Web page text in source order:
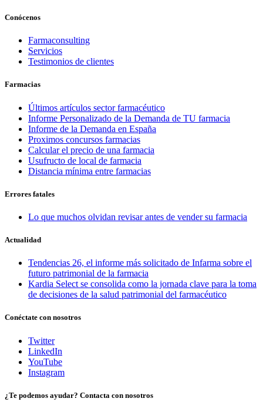
Conócenos
Farmaconsulting
Servicios
Testimonios de clientes
Farmacias
Últimos artículos sector farmacéutico
Informe Personalizado de la Demanda de TU farmacia
Informe de la Demanda en España
Proximos concursos farmacias
Calcular el precio de una farmacia
Usufructo de local de farmacia
Distancia mínima entre farmacias
Errores fatales
Lo que muchos olvidan revisar antes de vender su farmacia
Actualidad
Tendencias 26, el informe más solicitado de Infarma sobre el
futuro patrimonial de la farmacia
Kardia Select se consolida como la jornada clave para la toma
de decisiones de la salud patrimonial del farmacéutico
Conéctate con nosotros
Twitter
LinkedIn
YouTube
Instagram
¿Te podemos ayudar? Contacta con nosotros